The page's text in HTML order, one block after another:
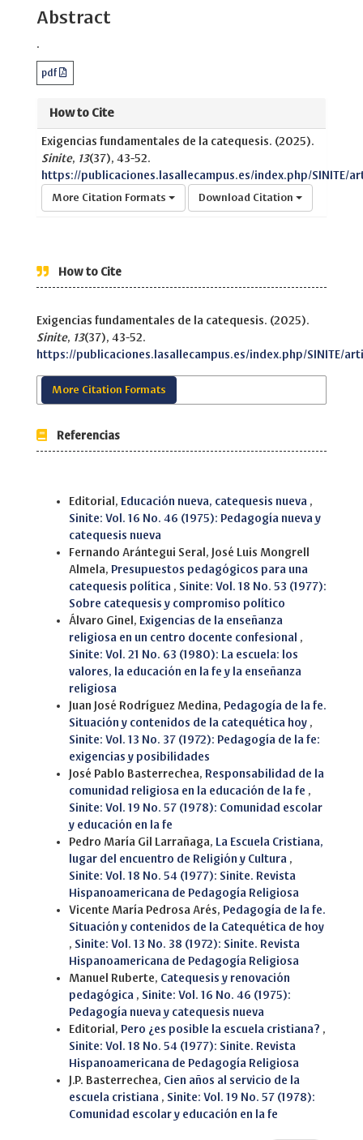
Abstract
.
pdf
How to Cite
Exigencias fundamentales de la catequesis. (2025).
Sinite, 13(37), 43-52.
https://publicaciones.lasallecampus.es/index.php/SINITE/
More Citation Formats Download Citation
How to Cite
Exigencias fundamentales de la catequesis. (2025).
Sinite, 13(37), 43-52.
https://publicaciones.lasallecampus.es/index.php/SINITE/
More Citation Formats
Referencias
Editorial, Educación nueva, catequesis nueva ,
Sinite: Vol. 16 No. 46 (1975): Pedagogía nueva y
catequesis nueva
Fernando Arántegui Seral, José Luis Mongrell
Almela, Presupuestos pedagógicos para una
catequesis política , Sinite: Vol. 18 No. 53 (1977):
Sobre catequesis y compromiso político
Álvaro Ginel, Exigencias de la enseñanza
religiosa en un centro docente confesional ,
Sinite: Vol. 21 No. 63 (1980): La escuela: los
valores, la educación en la fe y la enseñanza
religiosa
Juan José Rodríguez Medina, Pedagogía de la fe.
Situación y contenidos de la catequética hoy ,
Sinite: Vol. 13 No. 37 (1972): Pedagogía de la fe:
exigencias y posibilidades
José Pablo Basterrechea, Responsabilidad de la
comunidad religiosa en la educación de la fe ,
Sinite: Vol. 19 No. 57 (1978): Comunidad escolar
y educación en la fe
Pedro María Gil Larrañaga,
La Escuela Cristiana,
lugar del encuentro de Religión y Cultura ,
Sinite: Vol. 18 No. 54 (1977): Sinite. Revista
Hispanoamericana de Pedagogía Religiosa
Vicente María Pedrosa Arés, Pedagogía de la fe.
Situación y contenidos de la Catequética de hoy
, Sinite: Vol. 13 No. 38 (1972): Sinite. Revista
Hispanoamericana de Pedagogía Religiosa
Manuel Ruberte, Catequesis y renovación
pedagógica , Sinite: Vol. 16 No. 46 (1975):
Pedagogía nueva y catequesis nueva
Editorial, Pero ¿es posible la escuela cristiana? ,
Sinite: Vol. 18 No. 54 (1977): Sinite. Revista
Hispanoamericana de Pedagogía Religiosa
J.P. Basterrechea, Cien años al servicio de la
escuela cristiana , Sinite: Vol. 19 No. 57 (1978):
Comunidad escolar y educación en la fe